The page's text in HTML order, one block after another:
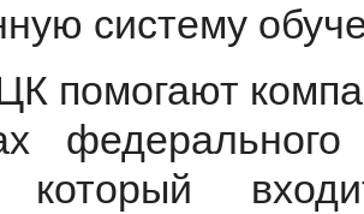
систему
помогают
федерального
который